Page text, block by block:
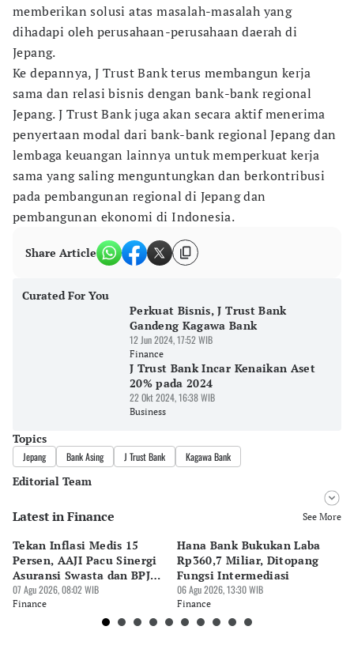
memberikan solusi atas masalah-masalah yang
dihadapi oleh perusahaan-perusahaan daerah di
Jepang.
Ke depannya, J Trust Bank terus membangun kerja
sama dan relasi bisnis dengan bank-bank regional
Jepang. J Trust Bank juga akan secara aktif menerima
penyertaan modal dari bank-bank regional Jepang dan
lembaga keuangan lainnya untuk memperkuat kerja
sama yang saling menguntungkan dan berkontribusi
pada pembangunan regional di Jepang dan
pembangunan ekonomi di Indonesia.
Share Article
Curated For You
Perkuat Bisnis, J Trust Bank
Gandeng Kagawa Bank
12 Jun 2024, 17:52 WIB
Finance
J Trust Bank Incar Kenaikan Aset
20% pada 2024
22 Okt 2024, 16:38 WIB
Business
Topics
Jepang Bank Asing J Trust Bank Kagawa Bank
Editorial Team
Editor
Editor
Suheriadi .
Latest in Finance See More
Tekan Inflasi Medis 15
Persen, AAJI Pacu Sinergi
Asuransi Swasta dan BPJS
Kesehatan
07 Agu 2026, 08:02 WIB
Finance
Hana Bank Bukukan Laba
Rp360,7 Miliar, Ditopang
Fungsi Intermediasi
06 Agu 2026, 13:30 WIB
Finance